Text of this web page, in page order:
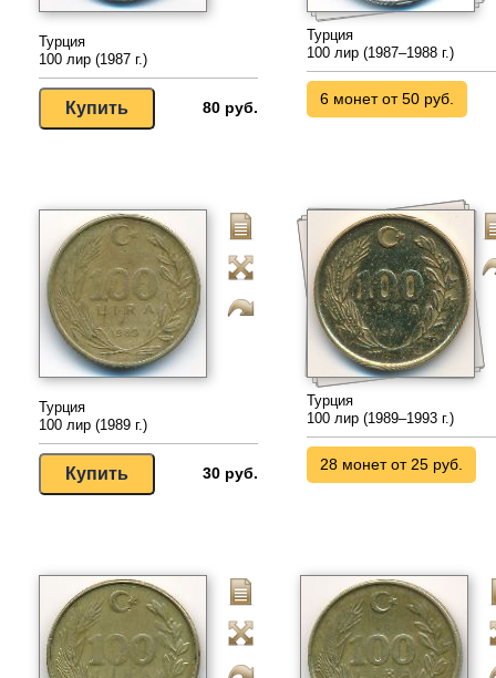
Турция
100 лир (1987 г.)
80 руб.
Турция
100 лир (1987–1988 г.)
6 монет от 50 руб.
Турция
100 лир (1989 г.)
30 руб.
Турция
100 лир (1989–1993 г.)
28 монет от 25 руб.